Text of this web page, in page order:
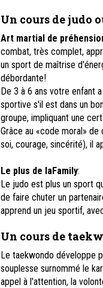
Un cours de judo
Art martial de
combat, très complet,
un sport de maîtrise
débordante!
De 3 à 6 ans votre enfant
sportive s'il est dans un
groupe, impliquant une
Grâce au «code moral»
soi, courage, sincérité), il
Le plus de laFamily:
Le judo est plus un sport
de faire chuter un
apprend un jeu sportif,
Un cours de
Le taekwondo développe
souplesse surnommé le
appel à l'attention, la